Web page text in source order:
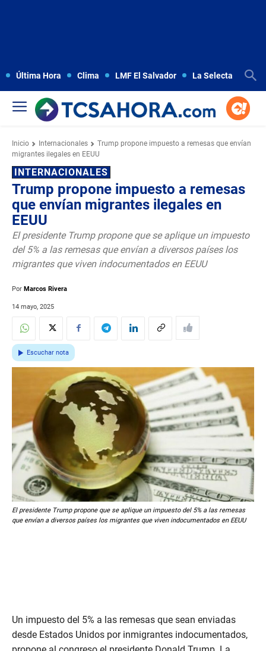
Última Hora Clima LMF El Salvador La Selecta
Inicio Internacionales
Trump propone impuesto a remesas que envían
migrantes ilegales en EEUU
INTERNACIONALES
Trump propone impuesto a remesas
que envían migrantes ilegales en
EEUU
El presidente Trump propone que se aplique un impuesto
del 5% a las remesas que envían a diversos países los
migrantes que viven indocumentados en EEUU
Por Marcos Rivera
14 mayo, 2025
Escuchar nota
El presidente Trump propone que se aplique un impuesto del 5% a las remesas
que envían a diversos países los migrantes que viven indocumentados en EEUU
Un impuesto del 5% a las remesas que sean enviadas
desde Estados Unidos por inmigrantes indocumentados,